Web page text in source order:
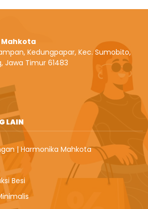
Kedungpapar, Kec. Sumobito,
Jawa Timur 61483
LAIN
| Harmonika Mahkota
Besi